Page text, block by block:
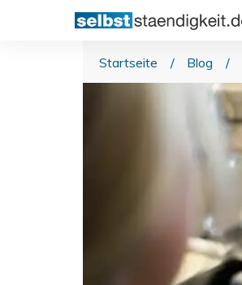
Startseite / Blog /